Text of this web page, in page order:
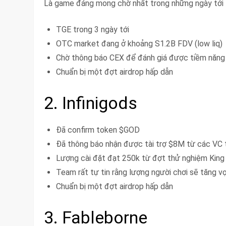
Là game đáng mong chờ nhất trong những ngày tới
TGE trong 3 ngày tới
OTC market đang ở khoảng S1.2B FDV (low liq)
Chờ thông báo CEX để đánh giá được tiềm năng
Chuẩn bị một đợt airdrop hấp dẫn
2. Infinigods
Đã confirm token $GOD
Đã thông báo nhận được tài trợ $8M từ các VC
Lượng cài đặt đạt 250k từ đợt thử nghiệm
Team rất tự tin rằng lượng người chơi sẽ tăng
Chuẩn bị một đợt airdrop hấp dẫn
3. Fableborne